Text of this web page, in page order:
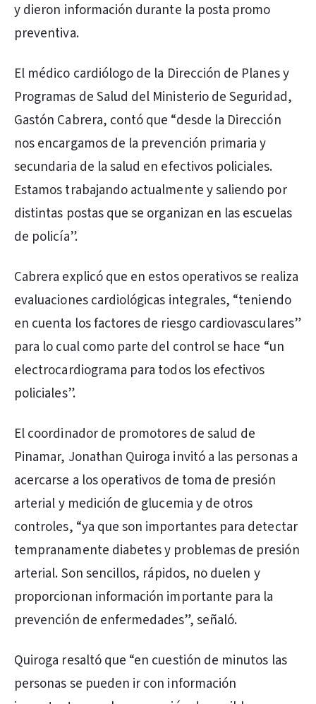
y dieron información durante la posta promo
preventiva.
El médico cardiólogo de la Dirección de Planes y
Programas de Salud del Ministerio de Seguridad,
Gastón Cabrera, contó que “desde la Dirección
nos encargamos de la prevención primaria y
secundaria de la salud en efectivos policiales.
Estamos trabajando actualmente y saliendo por
distintas postas que se organizan en las escuelas
de policía”.
Cabrera explicó que en estos operativos se realiza
evaluaciones cardiológicas integrales, “teniendo
en cuenta los factores de riesgo cardiovasculares”
para lo cual como parte del control se hace “un
electrocardiograma para todos los efectivos
policiales”.
El coordinador de promotores de salud de
Pinamar, Jonathan Quiroga invitó a las personas a
acercarse a los operativos de toma de presión
arterial y medición de glucemia y de otros
controles, “ya que son importantes para detectar
tempranamente diabetes y problemas de presión
arterial. Son sencillos, rápidos, no duelen y
proporcionan información importante para la
prevención de enfermedades”, señaló.
Quiroga resaltó que “en cuestión de minutos las
personas se pueden ir con información